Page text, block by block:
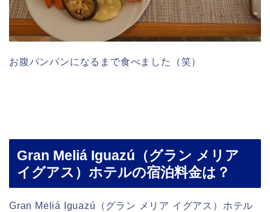
お腹パンパンになるまで食べました（笑）
Gran Meliá Iguazú（グラン メリア
イグアス）ホテルの宿泊料金は？
Gran Meliá Iguazú（グラン メリア イグアス）ホテル